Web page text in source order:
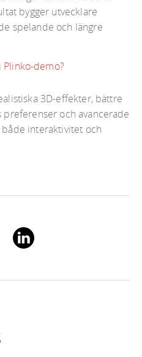
bygger utvecklare
spelande och längre
demo?
3D-effekter, bättre
och avancerade
interaktivitet och